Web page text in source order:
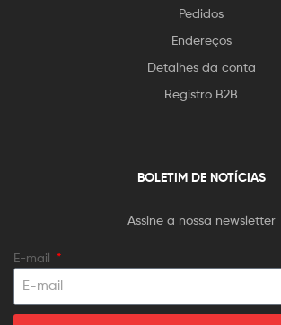
Pedidos
Endereços
Detalhes da conta
Registro B2B
BOLETIM DE NOTÍCIAS
Assine a nossa newsletter
E-mail